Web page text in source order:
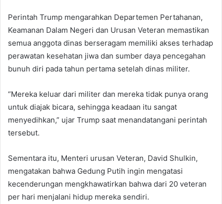
Perintah Trump mengarahkan Departemen Pertahanan,
Keamanan Dalam Negeri dan Urusan Veteran memastikan
semua anggota dinas berseragam memiliki akses terhadap
perawatan kesehatan jiwa dan sumber daya pencegahan
bunuh diri pada tahun pertama setelah dinas militer.
“Mereka keluar dari militer dan mereka tidak punya orang
untuk diajak bicara, sehingga keadaan itu sangat
menyedihkan,” ujar Trump saat menandatangani perintah
tersebut.
Sementara itu, Menteri urusan Veteran, David Shulkin,
mengatakan bahwa Gedung Putih ingin mengatasi
kecenderungan mengkhawatirkan bahwa dari 20 veteran
per hari menjalani hidup mereka sendiri.